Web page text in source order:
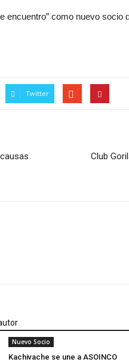
encuentro” como nuevo
Twitter
Club
Nuevo Socio
Kachivache se une a ASOINCO